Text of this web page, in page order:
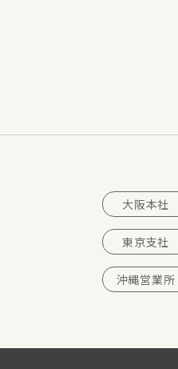
大阪本社
東京支社
沖縄営業所